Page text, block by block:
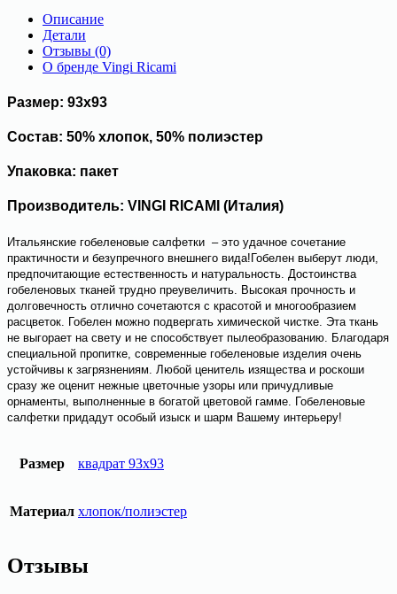
Описание
Детали
Отзывы (0)
О бренде Vingi Ricami
Размер: 93х93
Состав: 50% хлопок, 50% полиэстер
Упаковка: пакет
Производитель: VINGI RICAMI (Италия)
Итальянские гобеленовые салфетки – это удачное сочетание
практичности и безупречного внешнего вида!Гобелен выберут люди,
предпочитающие естественность и натуральность. Достоинства
гобеленовых тканей трудно преувеличить. Высокая прочность и
долговечность отлично сочетаются с красотой и многообразием
расцветок. Гобелен можно подвергать химической чистке. Эта ткань
не выгорает на свету и не способствует пылеобразованию. Благодаря
специальной пропитке, современные гобеленовые изделия очень
устойчивы к загрязнениям. Любой ценитель изящества и роскоши
сразу же оценит нежные цветочные узоры или причудливые
орнаменты, выполненные в богатой цветовой гамме. Гобеленовые
салфетки придадут особый изыск и шарм Вашему интерьеру!
Размер квадрат 93х93
Материал хлопок/полиэстер
Отзывы